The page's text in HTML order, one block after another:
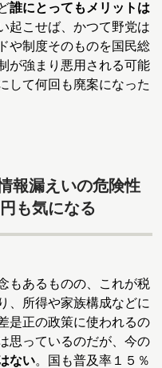
誰にとってもメリットは
起こせば、かつて野党は
や制度そのものを国民総
が強まり悪用される可能
して何回も廃案になった
報漏えいの危険性
も気になる
もあるものの、これが税
、所得や家族構成などに
是正の政策に使われるの
思っているのだが、今の
ない。国も普及率１５％